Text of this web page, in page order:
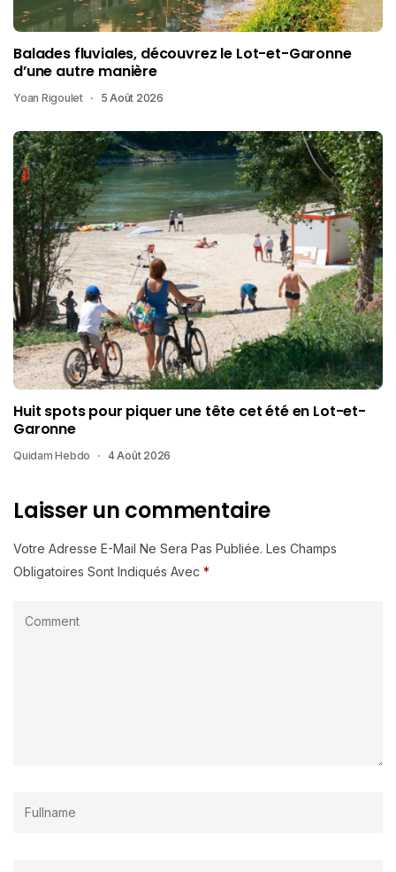
Balades fluviales, découvrez le Lot-et-Garonne
d’une autre manière
Yoan Rigoulet 5 Août 2026
Huit spots pour piquer une tête cet été en Lot-et-
Garonne
Quidam Hebdo 4 Août 2026
Laisser un commentaire
Votre Adresse E-Mail Ne Sera Pas Publiée. Les Champs
Obligatoires Sont Indiqués Avec *